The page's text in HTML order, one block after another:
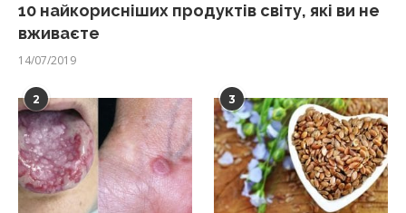
10 найкорисніших продуктів світу, які ви не
вживаєте
14/07/2019
2 3